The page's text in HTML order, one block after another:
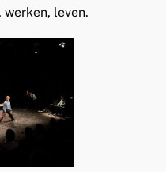
werken, leven.